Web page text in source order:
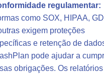
regulamentar:
como SOX, HIPAA,
exigem proteções
e retenção de
pode ajudar a
obrigações. Os